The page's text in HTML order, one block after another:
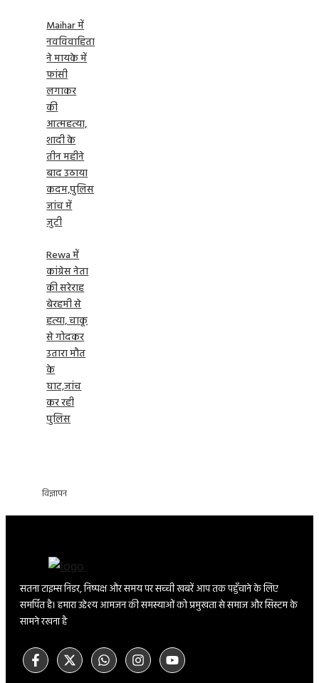
Maihar में
नवविवाहिता
ने मायके में
फांसी
लगाकर
की
आत्महत्या,
शादी के
तीन महीने
बाद उठाया
कदम,पुलिस
जांच में
जुटी
Rewa में
कांग्रेस नेता
की सरेराह
बेरहमी से
हत्या, चाकू
से गोदकर
उतारा मौत
के
घाट,जांच
कर रही
पुलिस
विज्ञापन
सतना टाइम्स निडर, निष्पक्ष और समय पर सच्ची खबरें आप तक पहुँचाने के लिए
समर्पित है। हमारा उद्देश्य आमजन की समस्याओं को प्रमुखता से समाज और सिस्टम के
सामने रखना है